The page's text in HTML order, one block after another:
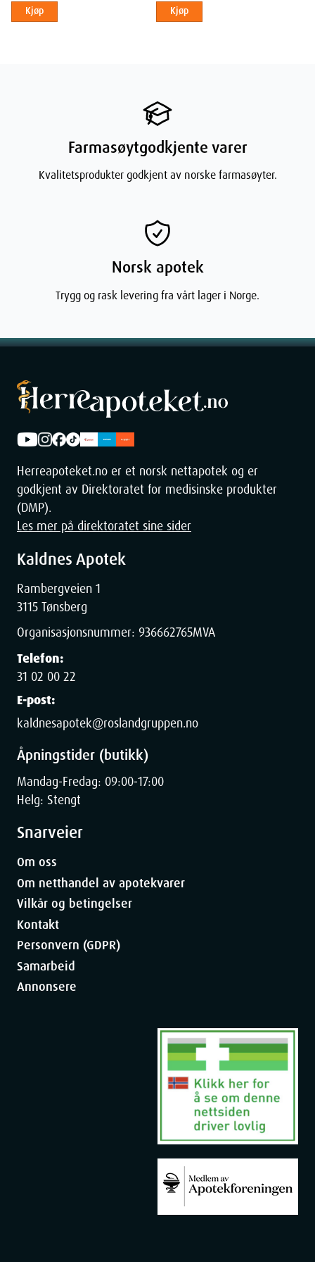
Kjøp Kjøp
Farmasøytgodkjente varer
Kvalitetsprodukter godkjent av norske farmasøyter.
Norsk apotek
Trygg og rask levering fra vårt lager i Norge.
Herreapoteket.no er et norsk nettapotek og er
godkjent av Direktoratet for medisinske produkter
(DMP).
Les mer på direktoratet sine sider
Kaldnes Apotek
Rambergveien 1
3115 Tønsberg
Organisasjonsnummer: 936662765MVA
Telefon:
31 02 00 22
E-post:
kaldnesapotek@roslandgruppen.no
Åpningstider (butikk)
Mandag-Fredag: 09:00-17:00
Helg: Stengt
Snarveier
Om oss
Om netthandel av apotekvarer
Vilkår og betingelser
Kontakt
Personvern (GDPR)
Samarbeid
Annonsere